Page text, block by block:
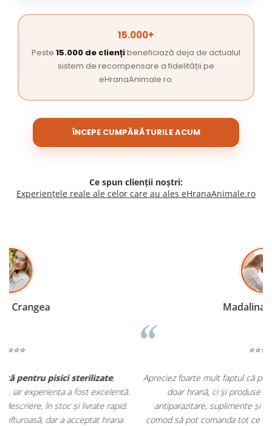
15.000+
Peste 15.000 de cliențibeneficiază deja de actualul
sistem de recompensare a fidelității pe
eHranaAnimale.ro.
ÎNCEPE CUMPĂRĂTURILE ACUM
Ce spun clienții noștri:
Experiențele reale ale celor care au ales eHranaAnimale.ro
Apreciez foarte mult faptul că pe ehranaanimale.rogăsesc nu
doar hrană, ci și produse din
farmacia veterinară:
antiparazitare, suplimente și soluții de îngrijire. Este foarte
comod să pot comanda tot ce am nevoie pentru animalul meu